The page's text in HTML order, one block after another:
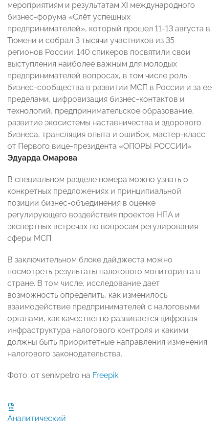
мероприятиям и результатам XI международного
бизнес-форума «Слёт успешных
предпринимателей», который прошел 11-13 августа в
Тюмени и собрал 3 тысячи участников из 35
регионов России. 140 спикеров посвятили свои
выступления наиболее важным для молодых
предпринимателей вопросах, в том числе роль
бизнес-сообщества в развитии МСП в России и за ее
пределами, цифровизация бизнес-контактов и
технологий, предпринимательское образование,
развитие экосистемы наставничества и здорового
бизнеса, трансляция опыта и ошибок, мастер-класс
от Первого вице-президента «ОПОРЫ РОССИИ»
Эдуарда Омарова.
В специальном разделе номера можно узнать о
конкретных предложениях и принципиальной
позиции бизнес-объединения в оценке
регулирующего воздействия проектов НПА и
экспертных встречах по вопросам регулирования
сферы МСП.
В заключительном блоке дайджеста можно
посмотреть результаты налогового мониторинга в
стране. В том числе, исследование дает
возможность определить, как изменилось
взаимодействие предпринимателей с налоговыми
органами, как качественно развивается цифровая
инфраструктура налогового контроля и какими
должны быть приоритетные направления изменения
налогового законодательства.
Фото: от senivpetro на Freepik
Аналитический